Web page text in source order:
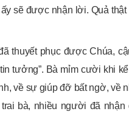
sẽ được nhận lời. Quả
thuyết phục được Chúa,
tưởng”. Bà mỉm cười khi
về sự giúp đỡ bất ngờ, về
bà, nhiều người đã